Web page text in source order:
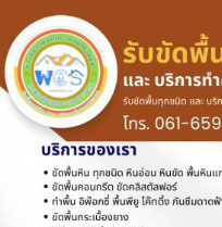
to
content